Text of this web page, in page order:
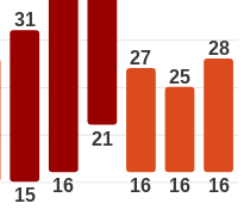
31
15 16
21
27
16
25
16
28
16